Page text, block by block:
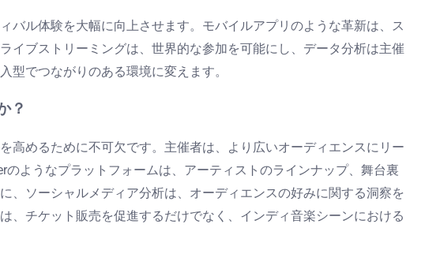
ル体験を大幅に向上させます。モバイルアプリのような革新は、ス
イブストリーミングは、世界的な参加を可能にし、データ分析は主催
でつながりのある環境に変えます。
？
高めるために不可欠です。主催者は、より広いオーディエンスにリー
ようなプラットフォームは、アーティストのラインナップ、舞台裏
ソーシャルメディア分析は、オーディエンスの好みに関する洞察を
チケット販売を促進するだけでなく、インディ音楽シーンにおける